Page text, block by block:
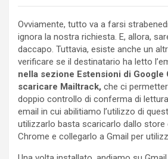
Ovviamente, tutto va a farsi
ignora la nostra richiesta. E, allora,
daccapo. Tuttavia, esiste anche un
verificare se il destinatario ha letto
nella sezione Estensioni di Google
scaricare Mailtrack, che ci
doppio controllo di conferma di
email in cui abilitiamo l’utilizzo di
utilizzarlo basta scaricarlo dallo store
Chrome e collegarlo a Gmail per